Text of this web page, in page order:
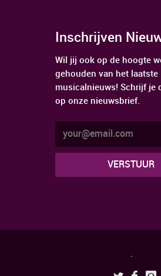
Inschrijven
Wil jij ook op de hoogte
gehouden van het laatste
musicalnieuws! Schrijf je
op onze nieuwsbrief.
.